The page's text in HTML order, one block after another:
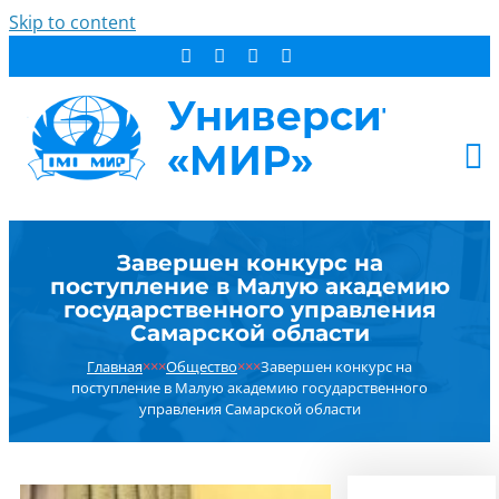
Skip to content
ДОПОБРАЗОВАНИЕ
ОБ УНИВЕРСИТЕТЕ
НОВОСТИ
Завершен конкурс на
поступление в Малую академию
государственного управления
Самарской области
Главная×××Общество×××Завершен конкурс на
поступление в Малую академию государственного
управления Самарской области